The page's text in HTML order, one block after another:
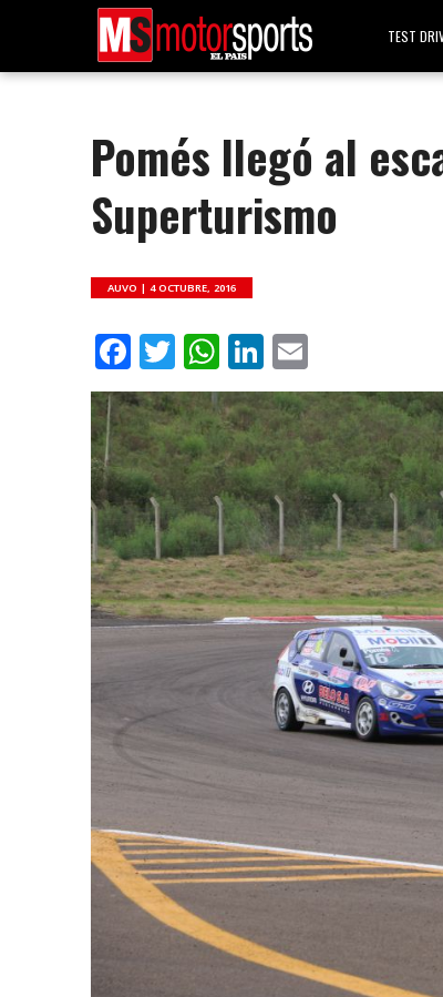
TEST
Pomés llegó al
Superturismo
AUVO |4 OCTUBRE, 2016
Facebook
Twitter
WhatsApp
LinkedIn